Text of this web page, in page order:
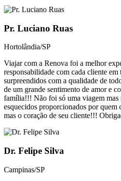
Pr. Luciano Ruas
Hortolândia/SP
Viajar com a Renova foi a melhor
responsabilidade com cada cliente
surpreendidos com a qualidade de
de um grande sentimento de amor e
família!!! Não foi só uma viagem mas
esquecidos proporcionados por quem
mas o coração de seu cliente!!!
Dr. Felipe Silva
Campinas/SP